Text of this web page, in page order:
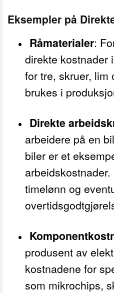
Eksempler på
Råmaterialer:
direkte kostnader
for tre, skruer, lim
brukes i
Direkte
arbeidere på en
biler er et
timelønn og
produsent av
kostnadene for
som mikrochips,